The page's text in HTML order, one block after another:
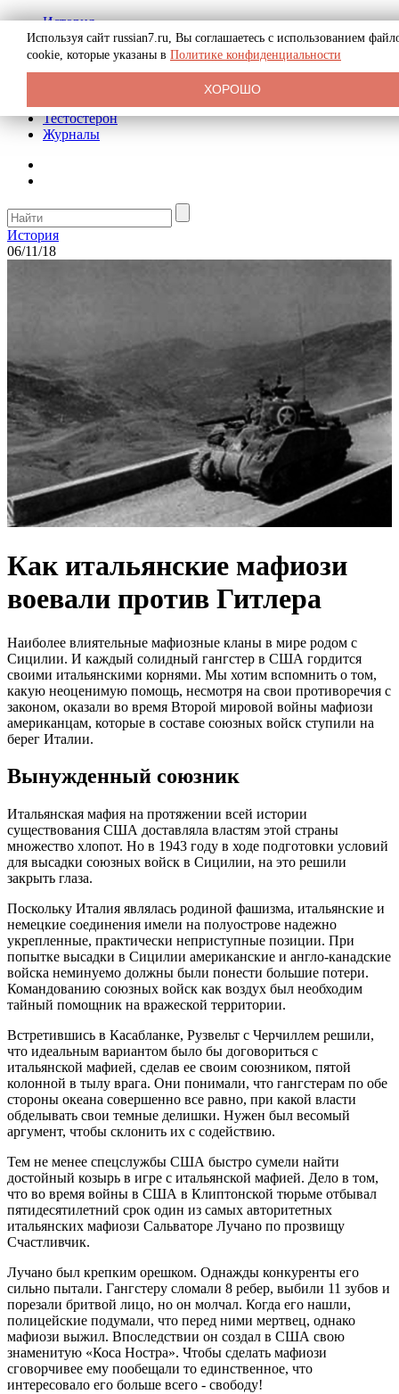
История
Биография
Криминал
Реклама на сайте
Тестостерон
Журналы
История
06/11/18
Как итальянские мафиози
воевали против Гитлера
Наиболее влиятельные мафиозные кланы в мире родом с
Сицилии. И каждый солидный гангстер в США гордится
своими итальянскими корнями. Мы хотим вспомнить о том,
какую неоценимую помощь, несмотря на свои противоречия с
законом, оказали во время Второй мировой войны мафиози
американцам, которые в составе союзных войск ступили на
берег Италии.
Вынужденный союзник
Итальянская мафия на протяжении всей истории
существования США доставляла властям этой страны
множество хлопот. Но в 1943 году в ходе подготовки условий
для высадки союзных войск в Сицилии, на это решили
закрыть глаза.
Поскольку Италия являлась родиной фашизма, итальянские и
немецкие соединения имели на полуострове надежно
укрепленные, практически неприступные позиции. При
попытке высадки в Сицилии американские и англо-канадские
войска неминуемо должны были понести большие потери.
Командованию союзных войск как воздух был необходим
тайный помощник на вражеской территории.
Встретившись в Касабланке, Рузвельт с Черчиллем решили,
что идеальным вариантом было бы договориться с
итальянской мафией, сделав ее своим союзником, пятой
колонной в тылу врага. Они понимали, что гангстерам по обе
стороны океана совершенно все равно, при какой власти
обделывать свои темные делишки. Нужен был весомый
аргумент, чтобы склонить их с содействию.
Тем не менее спецслужбы США быстро сумели найти
достойный козырь в игре с итальянской мафией. Дело в том,
что во время войны в США в Клиптонской тюрьме отбывал
пятидесятилетний срок один из самых авторитетных
итальянских мафиози Сальваторе Лучано по прозвищу
Счастливчик.
Лучано был крепким орешком. Однажды конкуренты его
сильно пытали. Гангстеру сломали 8 ребер, выбили 11 зубов и
порезали бритвой лицо, но он молчал. Когда его нашли,
полицейские подумали, что перед ними мертвец, однако
мафиози выжил. Впоследствии он создал в США свою
знаменитую «Коса Ностра». Чтобы сделать мафиози
сговорчивее ему пообещали то единственное, что
интересовало его больше всего - свободу!
Используя сайт russian7.ru, Вы соглашаетесь с использованием
cookie, которые указаны в Политике конфиденциальности
ХОРОШО